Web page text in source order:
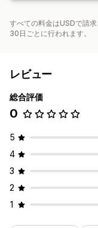
すべての料金はUSDで請
30日ごとに行われます。
レビュー
総合評価
0
5
4
3
2
1